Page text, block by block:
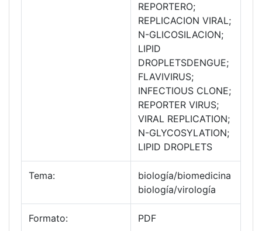
REPORTERO;
REPLICACION VIRAL;
N-GLICOSILACION;
LIPID
DROPLETSDENGUE;
FLAVIVIRUS;
INFECTIOUS CLONE;
REPORTER VIRUS;
VIRAL REPLICATION;
N-GLYCOSYLATION;
LIPID DROPLETS
Tema:
biología/biomedicina
biología/virología
Formato: PDF